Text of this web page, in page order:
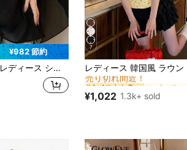
¥982 節約
レディース シフォン ブラウス シアー トップス チュニック ケープ風 マント風 スリットスリーブ ポンチョ風 半袖 五分袖 无地 ブラック 黒 体型カバー 着痩せ 二の腕カバー お腹カバー 華奢見え ゆったり ぽっちゃり 大きいサイズ 骨格ウェーブ 骨格ナチュラル きれいめ 大人可愛い フェミニン 上品 知的 シック エレガント オフィスカジュアル 通勤 デート 女子会 お呼ばれ パーティー 二次会 演奏会 フォーマル リゾート 旅行 カジュアル 透け感 とろみ素材 ドレープ 涼しい 春 夏
7
#4 ベストセラー
売り切れ間近！
#4 ベストセラー
売り切れ間近！
#4 ベストセラー
売り切れ間近！
#4 ベストセラー
¥1,022 1.3k+ sold